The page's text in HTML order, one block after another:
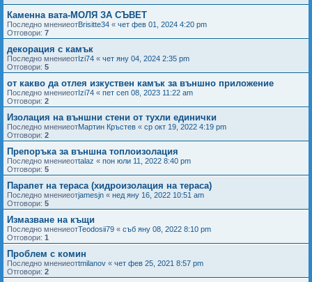
Каменна вата-МОЛЯ ЗА СЪВЕТ
Последно мнениеотBrisitte34 « чет фев 01, 2024 4:20 pm
Отговори: 7
декорация с камък
Последно мнениеотIzi74 « чет яну 04, 2024 2:35 pm
Отговори: 5
от какво да отлея изкуствен камък за външно приложение
Последно мнениеотIzi74 « пет сеп 08, 2023 11:22 am
Отговори: 2
Изолация на външни стени от тухли единички
Последно мнениеотМартин Кръстев « ср окт 19, 2022 4:19 pm
Отговори: 2
Препоръка за външна топлоизолация
Последно мнениеотtalaz « пон юли 11, 2022 8:40 pm
Отговори: 5
Парапет на тераса (хидроизолация на тераса)
Последно мнениеотjamesjn « нед яну 16, 2022 10:51 am
Отговори: 5
Измазване на къщи
Последно мнениеотTeodosii79 « съб яну 08, 2022 8:10 pm
Отговори: 1
Проблем с комин
Последно мнениеотtmilanov « чет фев 25, 2021 8:57 pm
Отговори: 2